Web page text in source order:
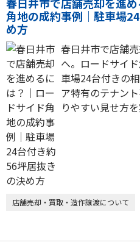
角地の成約事例｜駐車場
め方
春日井市で店舗
へ。ロードサイ
車場24台付きの
ア特有のテナン
りやすい見せ方
店舗売却・買取・造作譲渡について